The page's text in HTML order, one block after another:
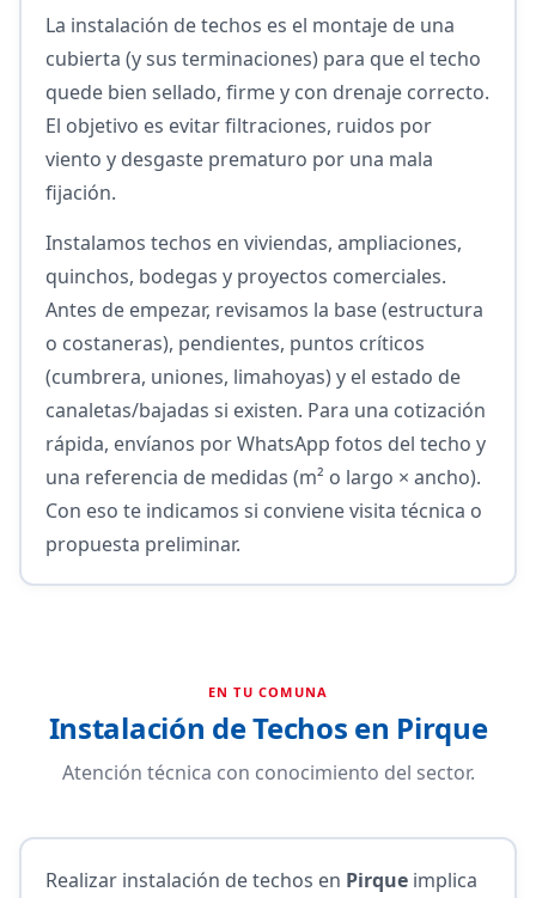
La instalación de techos es el montaje de una
cubierta (y sus terminaciones) para que el techo
quede bien sellado, firme y con drenaje correcto.
El objetivo es evitar filtraciones, ruidos por
viento y desgaste prematuro por una mala
fijación.
Instalamos techos en viviendas, ampliaciones,
quinchos, bodegas y proyectos comerciales.
Antes de empezar, revisamos la base (estructura
o costaneras), pendientes, puntos críticos
(cumbrera, uniones, limahoyas) y el estado de
canaletas/bajadas si existen. Para una cotización
rápida, envíanos por WhatsApp fotos del techo y
una referencia de medidas (m² o largo × ancho).
Con eso te indicamos si conviene visita técnica o
propuesta preliminar.
EN TU COMUNA
Instalación de Techos en Pirque
Atención técnica con conocimiento del sector.
Realizar instalación de techos en Pirqueimplica